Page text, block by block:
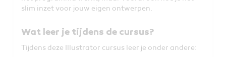
slim inzet voor jouw eigen ontwerpen.
Wat leer je tijdens de cursus?
Tijdens deze Illustrator cursus leer je onder andere: